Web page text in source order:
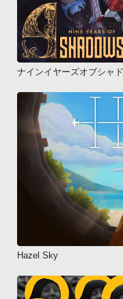
ナインイヤーズオブシャ
Hazel Sky